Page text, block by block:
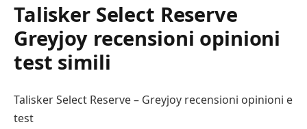
Talisker Select Reserve
Greyjoy recensioni opinioni
test simili
Talisker Select Reserve – Greyjoy recensioni opinioni e
test